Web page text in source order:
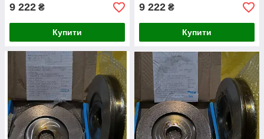
9 222 ₴
Купити
9 222 ₴
Купити